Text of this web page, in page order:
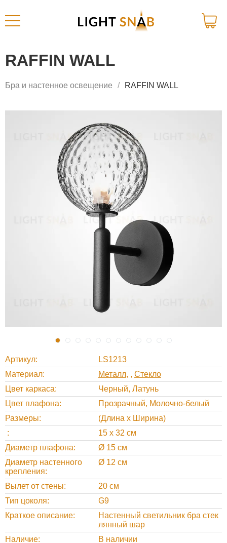
RAFFIN WALL
Бра и настенное освещение RAFFIN WALL
Артикул
LS1213
Материал
Металл , Стекло
Цвет каркаса
Черный, Латунь
Цвет плафона
Прозрачный, Молочно-белый
Размеры
(Длина х Ширина)
15 х 32 см
Диаметр плафона
Ø 15 см
Диаметр настенного
крепления
Ø 12 см
Вылет от стены
20 см
Тип цоколя
G9
Краткое описание
Настенный светильник бра стек
лянный шар
Наличие
В наличии